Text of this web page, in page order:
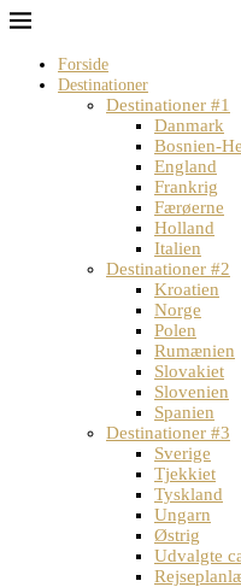
Forside
Destinationer
Destinationer #1
Danmark
Bosnien-
England
Frankrig
Færøerne
Holland
Italien
Destinationer #2
Kroatien
Norge
Polen
Rumænien
Slovakiet
Slovenien
Spanien
Destinationer #3
Sverige
Tjekkiet
Tyskland
Ungarn
Østrig
Udvalgte